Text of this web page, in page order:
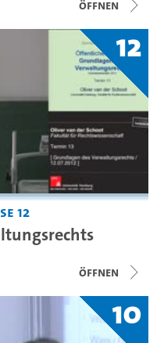
Öffnen
12
12
Öffnen
10